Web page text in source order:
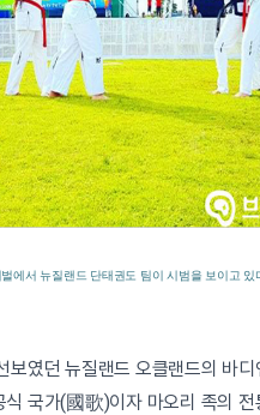
에서 뉴질랜드 단태권도 팀이 시범을 보이고 있
보였던 뉴질랜드 오클랜드의 바디
식 국가(國歌)이자 마오리 족의 전